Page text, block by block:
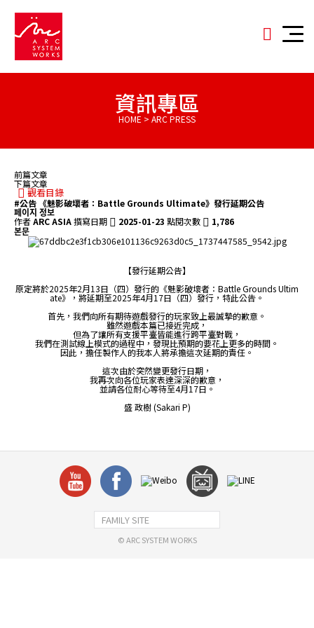
資訊專區
HOME > ARC PRESS
前篇文章
下篇文章
觀看目錄
#公告 《魅影破壞者：Battle Grounds Ultimate》發行延期公告
페이지 정보
作者ARC ASIA撰寫日期 2025-01-23 點閱次數
1,786
본문
【發行延期公告】
原定將於2025年2月13日（四）發行的《魅影破壞者：Battle Grounds Ultim
ate》，將延期至2025年4月17日（四）發行，特此公告。
首先，我們向所有期待遊戲發行的玩家致上最誠摯的歉意。
雖然遊戲本篇已接近完成，
但為了讓所有支援平臺皆能進行跨平臺對戰，
我們在測試線上模式的過程中，發現比預期的要花上更多的時間。
因此，擔任製作人的我本人將承擔這次延期的責任。
這次由於突然變更發行日期，
我再次向各位玩家表達深深的歉意，
並請各位耐心等待至4月17日。
盛 政樹 (Sakari P)
FAMILY SITE
© ARC SYSTEM WORKS